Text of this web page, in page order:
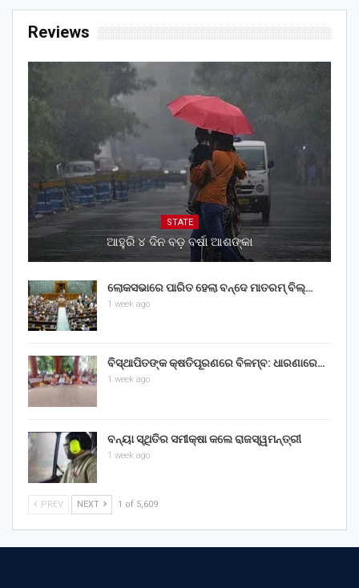
Reviews
STATE
ଆହୁରି ୪ ଦିନ ବଡ଼ ବର୍ଷା ଆଶଙ୍କା
ଲୋକସଭାରେ ପାରିତ ହେଲା ବନ୍ଦେ ମାତରମ୍‌ ବିଲ୍‌…
1 week ago
ବିସ୍ଥାପିତଙ୍କ କ୍ଷତିପୂରଣରେ ବିଳମ୍ବ: ଧାରଣାରେ…
1 week ago
ବନ୍ୟା ସ୍ଥିତିର ସମୀକ୍ଷା କଲେ ରାଜସ୍ୱମନ୍ତ୍ରୀ
1 week ago
PREV NEXT 1 of 5,609